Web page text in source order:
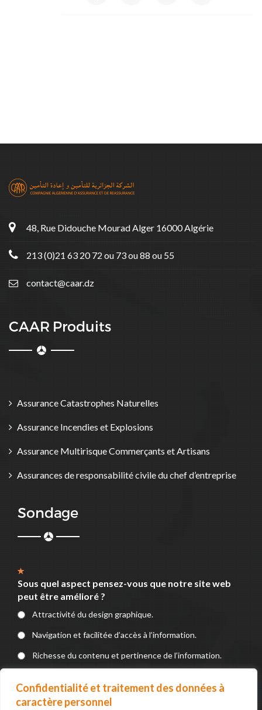
Confidentialité et traitement des données à
caractère personnel
48, Rue Didouche Mourad Alger 16000 Algérie
213 (0)21 63 20 72 ou 73 ou 88 ou 55
contact@caar.dz
CAAR Produits
Assurance Catastrophes Naturelles
Assurance Incendies et Explosions
Assurance Multirisque Commerçants et Artisans
Assurances de responsabilité civile du chef d’entreprise
Sondage
Sous quel aspect pensez-vous que notre site web
peut être amélioré ?
Attractivité du design graphique.
Navigation et facilitée d’accès à l’information.
Richesse du contenu et pertinence de l’information.
paiement).